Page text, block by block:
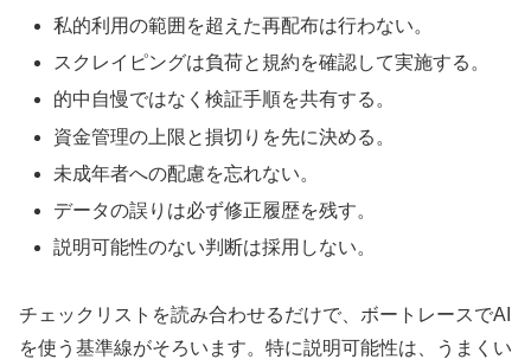
私的利用の範囲を超えた再配布は行わない。
スクレイピングは負荷と規約を確認して実施する。
的中自慢ではなく検証手順を共有する。
資金管理の上限と損切りを先に決める。
未成年者への配慮を忘れない。
データの誤りは必ず修正履歴を残す。
説明可能性のない判断は採用しない。
チェックリストを読み合わせるだけで、ボートレースでAI
を使う基準線がそろいます。特に説明可能性は、うまくい